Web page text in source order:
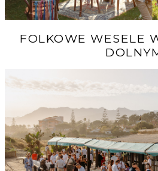
FOLKOWE WESELE